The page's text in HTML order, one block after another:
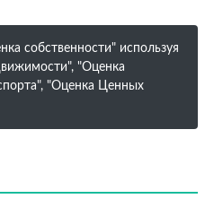
собственности" используя
"Оценка
"Оценка Ценных